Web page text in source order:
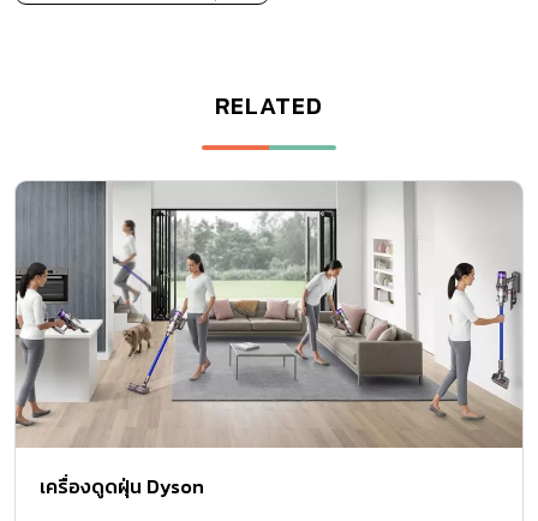
RELATED
เครื่องดูดฝุ่น Dyson